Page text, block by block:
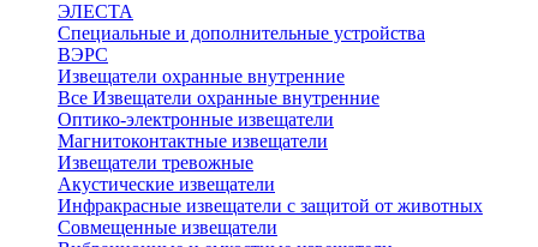
ЭЛЕСТА
Специальные и дополнительные устройства
ВЭРС
Извещатели охранные внутренние
Все Извещатели охранные внутренние
Оптико-электронные извещатели
Магнитоконтактные извещатели
Извещатели тревожные
Акустические извещатели
Инфракрасные извещатели с защитой от животных
Совмещенные извещатели